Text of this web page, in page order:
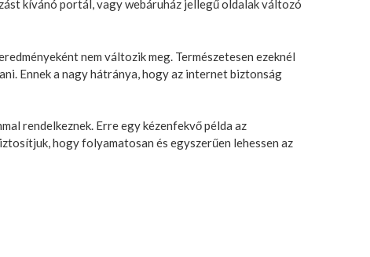
kívánó portál, vagy webáruház jellegű oldalak változó
nem változik meg. Természetesen ezeknél
Ennek a nagy hátránya, hogy az internet biztonság
rendelkeznek. Erre egy kézenfekvő példa az
hogy folyamatosan és egyszerűen lehessen az